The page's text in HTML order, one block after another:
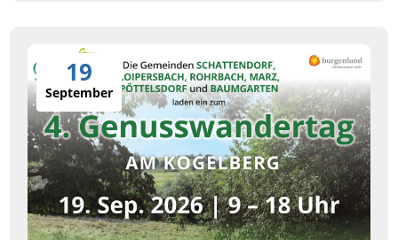
19
September